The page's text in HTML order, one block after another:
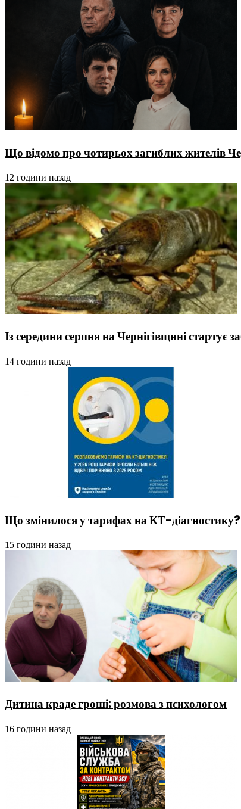
Що відомо про чотирьох загиблих жителів
12 години назад
Із середини серпня на Чернігівщині стартує
14 години назад
Що змінилося у тарифах на КТ-діагностику?
15 години назад
Дитина краде гроші: розмова з психологом
16 години назад